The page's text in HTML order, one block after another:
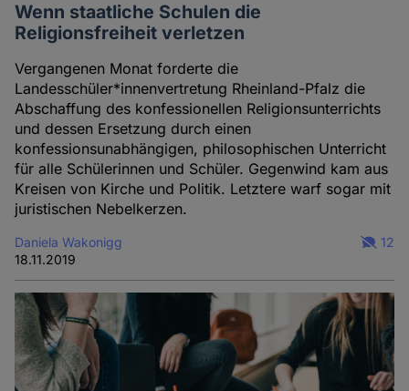
Wenn staatliche Schulen die
Religionsfreiheit verletzen
Vergangenen Monat forderte die
Landesschüler*innenvertretung Rheinland-Pfalz die
Abschaffung des konfessionellen Religionsunterrichts
und dessen Ersetzung durch einen
konfessionsunabhängigen, philosophischen Unterricht
für alle Schülerinnen und Schüler. Gegenwind kam aus
Kreisen von Kirche und Politik. Letztere warf sogar mit
juristischen Nebelkerzen.
Daniela Wakonigg
18.11.2019
12